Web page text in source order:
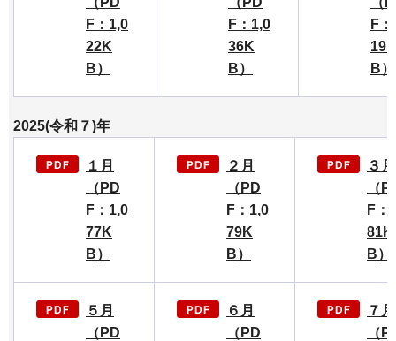
F：1,0
22K
B）
F：1,0
36K
B）
F
19K
B）
2025(令和７)年
１月
（PD
F：1,0
77K
B）
２月
（PD
F：1,0
79K
B）
３月
（
F：
81K
B）
５月
（PD
６月
（PD
７月
（